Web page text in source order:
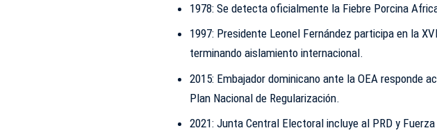
1978: Se detecta oficialmente la Fiebre Porcina
1997: Presidente Leonel Fernández participa en la
terminando aislamiento internacional.
2015: Embajador dominicano ante la OEA responde
Plan Nacional de Regularización.
2021: Junta Central Electoral incluye al PRD y